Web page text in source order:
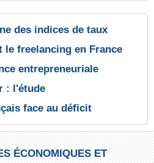
des indices de taux
le freelancing en France
entrepreneuriale
: l'étude
face au déficit
ÉCONOMIQUES ET